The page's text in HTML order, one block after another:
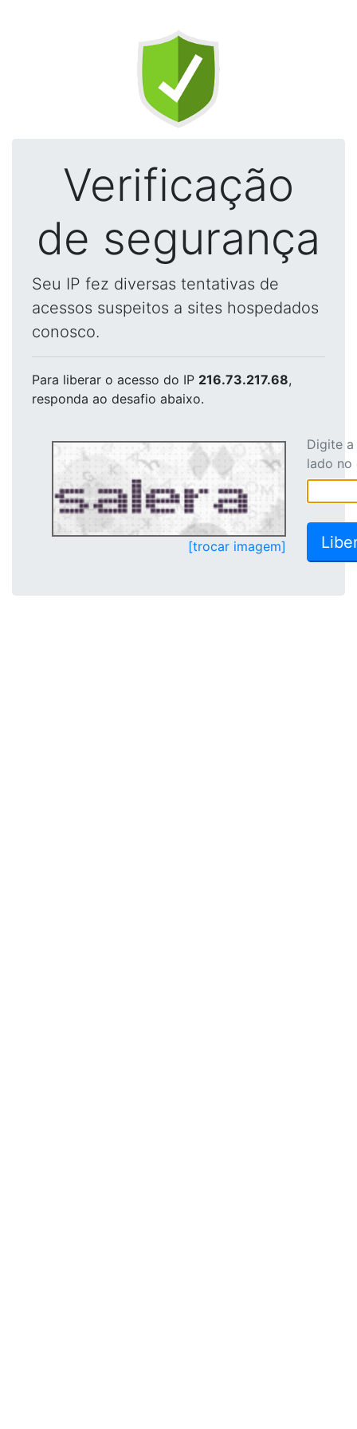
Verificação
de segurança
Seu IP fez diversas tentativas de
acessos suspeitos a sites hospedados
conosco.
Para liberar o acesso do IP 216.73.217.68,
responda ao desafio abaixo.
[trocar imagem]
Digite
lado no